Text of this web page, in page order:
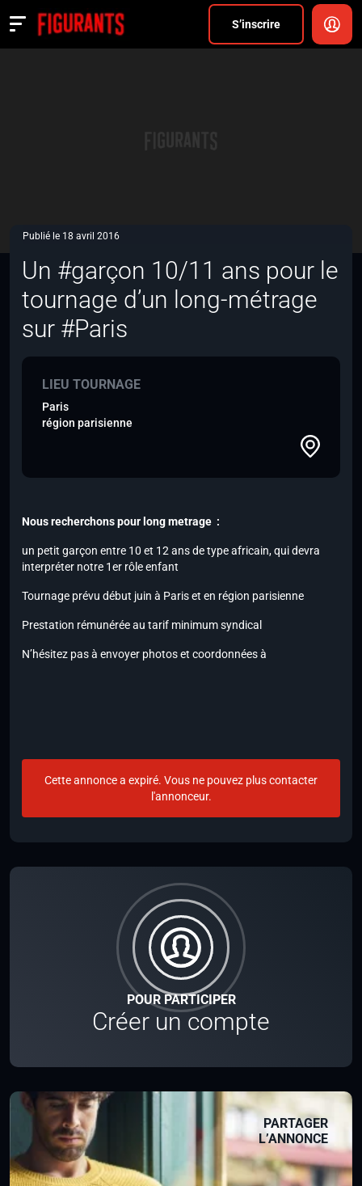
S’inscrire
Actualités
POUR PARTICIPER
Créer un compte
PARTAGER
L’ANNONCE
Publié le 18 avril 2016
Un #garçon 10/11 ans pour le
tournage d’un long-métrage
sur #Paris
LIEU TOURNAGE
Paris
région parisienne
Nous recherchons pour long metrage :
un petit garçon entre 10 et 12 ans de type africain, qui devra
interpréter notre 1er rôle enfant
Tournage prévu début juin à Paris et en région parisienne
Prestation rémunérée au tarif minimum syndical
N’hésitez pas à envoyer photos et coordonnées à
Cette annonce a expiré. Vous ne pouvez plus contacter
l'annonceur.